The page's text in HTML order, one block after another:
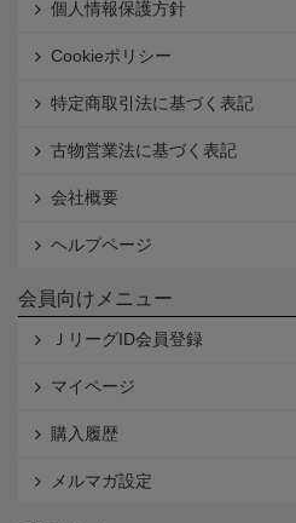
個人情報保護方針
Cookieポリシー
特定商取引法に基づく表記
古物営業法に基づく表記
会社概要
ヘルプページ
会員向けメニュー
ＪリーグID会員登録
マイページ
購入履歴
メルマガ設定